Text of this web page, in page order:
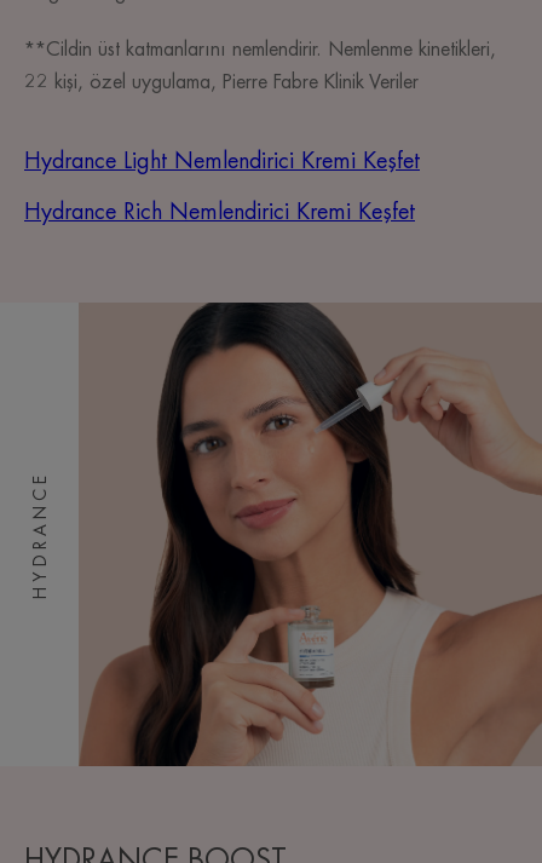
**Cildin üst katmanlarını nemlendirir. Nemlenme kinetikleri,
22 kişi, özel uygulama, Pierre Fabre Klinik Veriler
Hydrance Light Nemlendirici Kremi Keşfet
Hydrance Rich Nemlendirici Kremi Keşfet
HYDRANCE